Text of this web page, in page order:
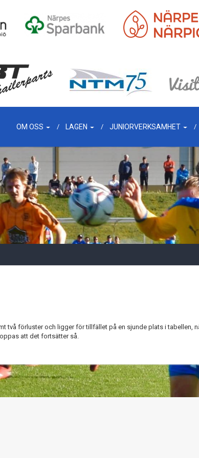
OM OSS LAGEN JUNIORVERKSAMHET
två förluster och ligger för tillfället på en sjunde plats i tabellen,
att det fortsätter så.